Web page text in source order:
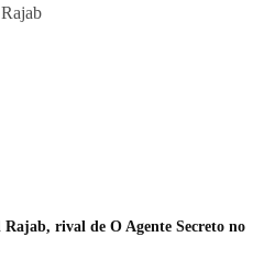
rival de O Agente Secreto no